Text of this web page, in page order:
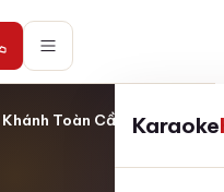
Karaoke
Toàn Cầu…